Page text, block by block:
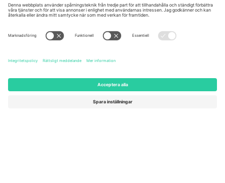
United States
131 Continental Dr, Suite 305,
Newark, Delaware 19713, United
Switzerland
Dorfstrasse 52a, 6390
Engelberg, Switzerland
Regus Sofia City West, bul
UAE Dubai Silicon Oasis, DDP
Building A1, Office 302, Dubai,
United Arab Emirates